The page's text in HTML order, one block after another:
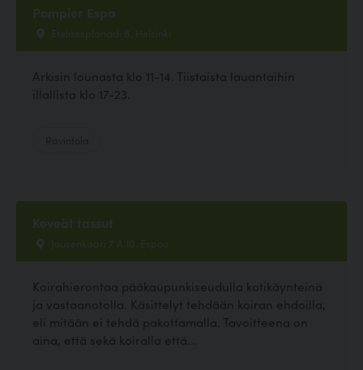
Pompier Espa
Eteläesplanadi 8, Helsinki
Arkisin lounasta klo 11-14. Tiistaista lauantaihin
illallista klo 17-23.
Keveät tassut
Jousenkaari 7 A 10, Espoo
Koirahierontaa pääkaupunkiseudulla kotikäynteinä
ja vastaanotolla. Käsittelyt tehdään koiran ehdoilla,
eli mitään ei tehdä pakottamalla. Tavoitteena on
aina, että sekä koiralla että...